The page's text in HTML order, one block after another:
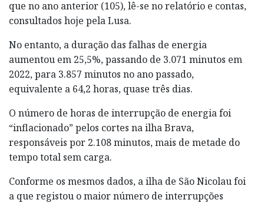
que no ano anterior (105), lê-se no relatório e contas,
consultados hoje pela Lusa.
No entanto, a duração das falhas de energia
aumentou em 25,5%, passando de 3.071 minutos em
2022, para 3.857 minutos no ano passado,
equivalente a 64,2 horas, quase três dias.
O número de horas de interrupção de energia foi
“inflacionado” pelos cortes na ilha Brava,
responsáveis por 2.108 minutos, mais de metade do
tempo total sem carga.
Conforme os mesmos dados, a ilha de São Nicolau foi
a que registou o maior número de interrupções